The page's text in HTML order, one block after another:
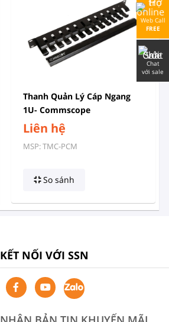
Thanh Quản Lý Cáp Ngang
1U- Commscope
Liên hệ
MSP: TMC-PCM
So sánh
KẾT NỐI VỚI SSN
Web Call
FREE
Chat
với sale